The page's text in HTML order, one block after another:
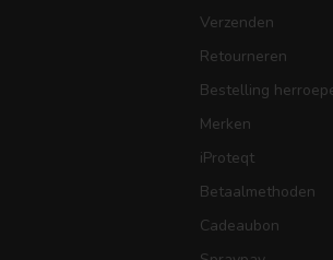
Verzenden
Retourneren
Bestelling
Merken
iProteqt
Betaalmethoden
Cadeaubon